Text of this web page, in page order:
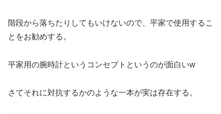
階段から落ちたりしてもいけないので、平家で使用するこ
とをお勧めする。
平家用の腕時計というコンセプトというのが面白いw
さてそれに対抗するかのような一本が実は存在する。